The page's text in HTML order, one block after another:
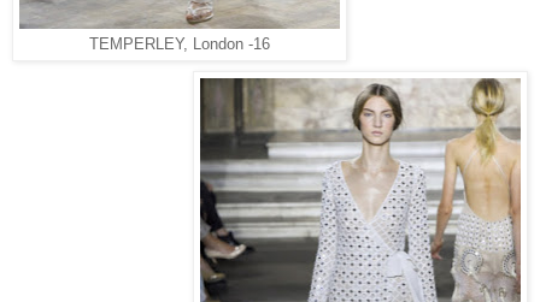
TEMPERLEY, London -16